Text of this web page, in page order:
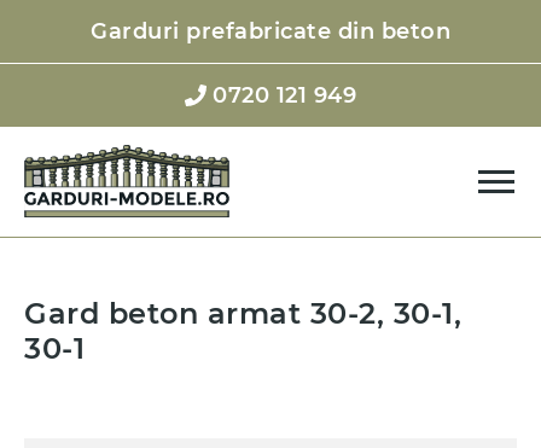
Garduri prefabricate din beton
0720 121 949
Garduri
Stalpi
Contact
Gard beton armat 30-2, 30-1,
30-1